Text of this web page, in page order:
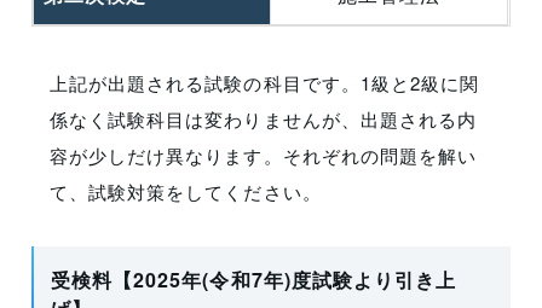
上記が出題される試験の科目です。1級と2級に関
係なく試験科目は変わりませんが、出題される内
容が少しだけ異なります。それぞれの問題を解い
て、試験対策をしてください。
受検料【2025年(令和7年)度試験より引き上